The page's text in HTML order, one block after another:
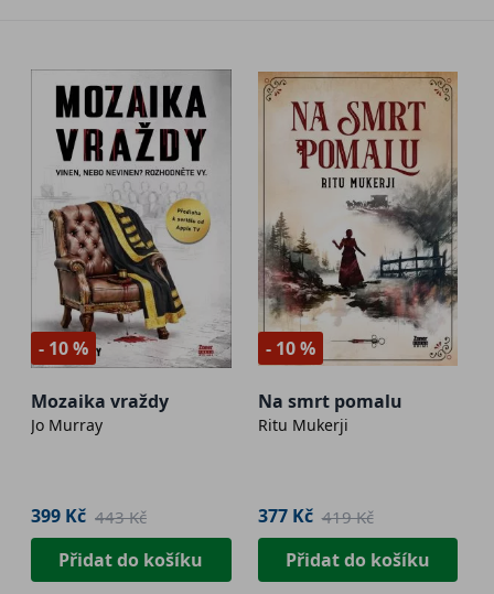
- 10 %
Mozaika vraždy
Jo Murray
399 Kč 443 Kč
Přidat do košíku
- 10 %
Na smrt pomalu
Ritu Mukerji
377 Kč 419 Kč
Přidat do košíku